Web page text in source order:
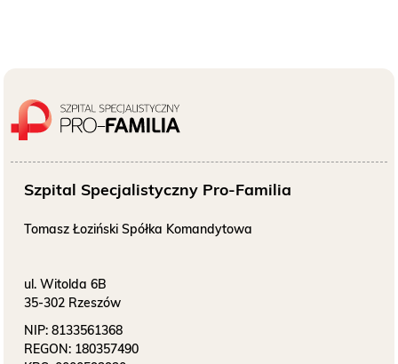
Szpital Specjalistyczny Pro-Familia
Tomasz Łoziński Spółka Komandytowa
ul. Witolda 6B
35-302 Rzeszów
NIP: 8133561368
REGON: 180357490